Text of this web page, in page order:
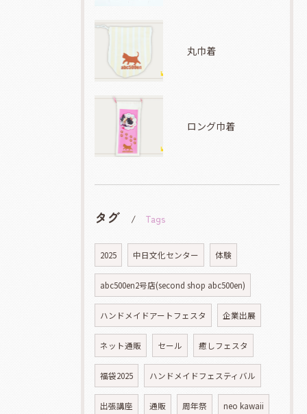
丸巾着
ロング巾着
タグ Tags
2025 中日文化センター 体験
abc500en2号店(second shop abc500en)
ハンドメイドアートフェスタ 企業出展
ネット通販 セール 癒しフェスタ
福袋2025 ハンドメイドフェスティバル
出張講座 通販 周年祭 neo kawaii